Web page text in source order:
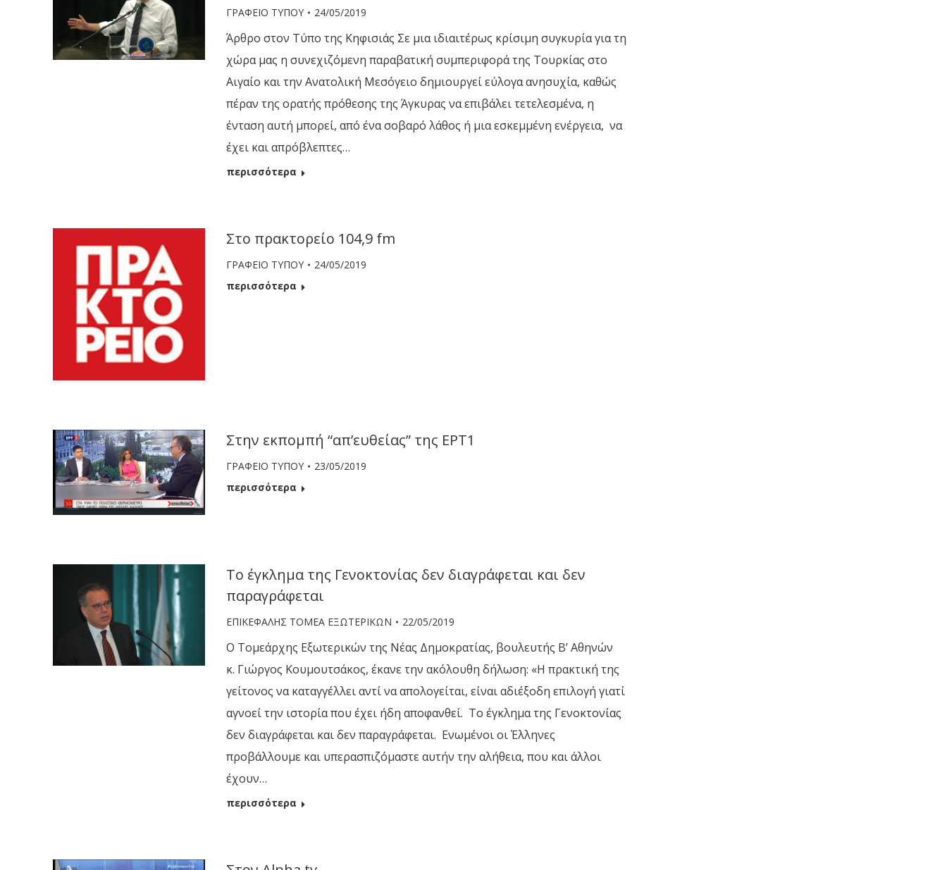
ΓΡΑΦΕΙΟ ΤΥΠΟΥ 24/05/2019
Άρθρο στον Τύπο της Κηφισιάς Σε μια ιδιαιτέρως κρίσιμη συγκυρία για τη
χώρα μας η συνεχιζόμενη παραβατική συμπεριφορά της Τουρκίας στο
Αιγαίο και την Ανατολική Μεσόγειο δημιουργεί εύλογα ανησυχία, καθώς
πέραν της ορατής πρόθεσης της Άγκυρας να επιβάλει τετελεσμένα, η
ένταση αυτή μπορεί, από ένα σοβαρό λάθος ή μια εσκεμμένη ενέργεια, να
έχει και απρόβλεπτες…
περισσότερα
Στο πρακτορείο 104,9 fm
ΓΡΑΦΕΙΟ ΤΥΠΟΥ
24/05/2019
περισσότερα
Στην εκπομπή “απ’ευθείας” της ΕΡΤ1
ΓΡΑΦΕΙΟ ΤΥΠΟΥ
23/05/2019
περισσότερα
Tο έγκλημα της Γενοκτονίας δεν διαγράφεται και δεν
παραγράφεται
ΕΠΙΚΕΦΑΛΗΣ ΤΟΜΕΑ ΕΞΩΤΕΡΙΚΩΝ 22/05/2019
Ο Τομεάρχης Εξωτερικών της Νέας Δημοκρατίας, βουλευτής Β’ Αθηνών
κ. Γιώργος Κουμουτσάκος, έκανε την ακόλουθη δήλωση: «​Η πρακτική της
γείτονος να καταγγέλλει αντί να απολογείται, είναι αδιέξοδη επιλογή γιατί
αγνοεί την ιστορία που έχει ήδη αποφανθεί. Το έγκλημα της Γενοκτονίας
δεν διαγράφεται και δεν παραγράφεται. Ενωμένοι οι Έλληνες
προβάλλουμε και υπερασπιζόμαστε αυτήν την αλήθεια, που και άλλοι
έχουν…
περισσότερα